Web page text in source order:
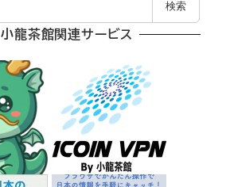
検索
小龍茶館関連サービス